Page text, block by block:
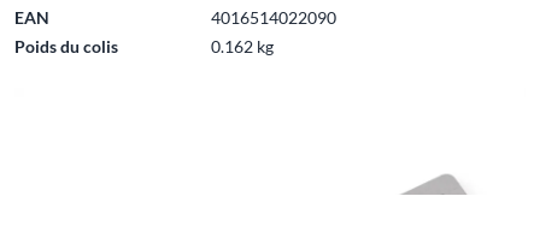
EAN
4016514022090
Poids du colis
0.162 kg